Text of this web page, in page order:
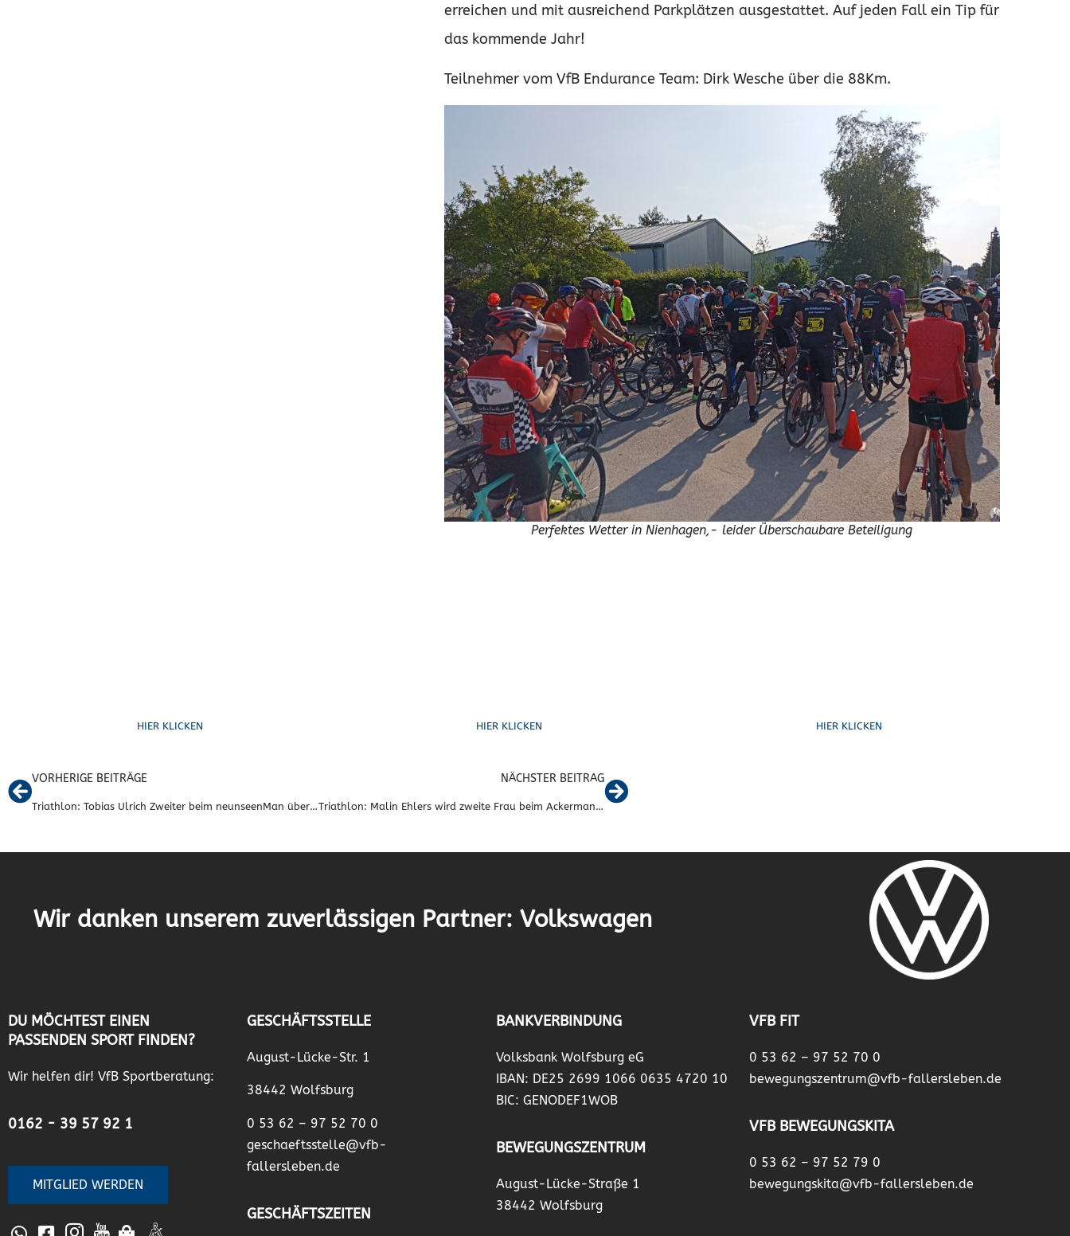
erreichen und mit ausreichend Parkplätzen ausgestattet. Auf jeden Fall ein Tip für
das kommende Jahr!
Teilnehmer vom VfB Endurance Team: Dirk Wesche über die 88Km.
Perfektes Wetter in Nienhagen,- leider Überschaubare Beteiligung
HIER KLICKEN HIER KLICKEN HIER KLICKEN
VORHERIGE BEITRÄGE
Triathlon: Tobias Ulrich Zweiter beim neunseenMan über die Olympische Distanz
NÄCHSTER BEITRAG
Triathlon: Malin Ehlers wird zweite Frau beim Ackermann -Lauf in Hoitlingen
Wir danken unserem zuverlässigen Partner: Volkswagen
DU MÖCHTEST EINEN
PASSENDEN SPORT FINDEN?
Wir helfen dir! VfB Sportberatung:
0162 - 39 57 92 1
MITGLIED WERDEN
GESCHÄFTSSTELLE
August-Lücke-Str. 1
38442 Wolfsburg
0 53 62 – 97 52 70 0
geschaeftsstelle@vfb-
fallersleben.de
GESCHÄFTSZEITEN
BANKVERBINDUNG
Volksbank Wolfsburg eG
IBAN: DE25 2699 1066 0635 4720 10
BIC: GENODEF1WOB
BEWEGUNGSZENTRUM
August-Lücke-Straße 1
38442 Wolfsburg
VFB FIT
0 53 62 – 97 52 70 0
bewegungszentrum@vfb-fallersleben.de
VFB BEWEGUNGSKITA
0 53 62 – 97 52 79 0
bewegungskita@vfb-fallersleben.de